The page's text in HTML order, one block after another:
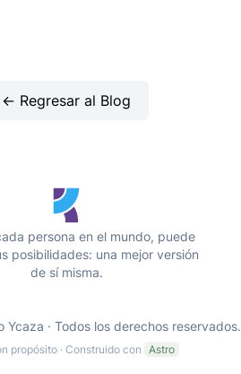
← Regresar al Blog
persona en el mundo, puede
posibilidades: una mejor versión
de sí misma.
· Todos los derechos reservados.
propósito · Construido con Astro